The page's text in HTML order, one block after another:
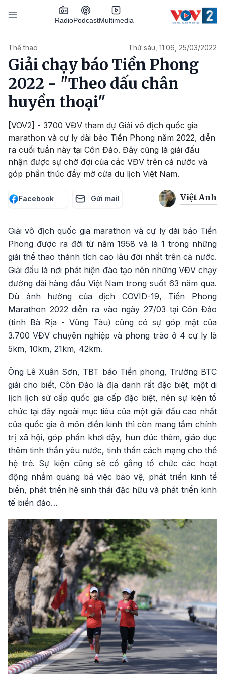
Nhảy đến nội dung
RadioPodcastMultimedia
Thể thao Thứ sáu, 11:06, 25/03/2022
Giải chạy báo Tiền Phong
2022 - "Theo dấu chân
huyền thoại"
[VOV2] - 3700 VĐV tham dự Giải vô địch quốc gia
marathon và cự ly dài báo Tiền Phong năm 2022, diễn
ra cuối tuần này tại Côn Đảo. Đây cũng là giải đấu
nhận được sự chờ đợi của các VĐV trên cả nước và
góp phần thúc đẩy mở cửa du lịch Việt Nam.
Facebook Gửi mail Việt Anh
Giải vô địch quốc gia marathon và cự ly dài báo Tiền
Phong được ra đời từ năm 1958 và là 1 trong những
giải thể thao thành tích cao lâu đời nhất trên cả nước.
Giải đấu là nơi phát hiện đào tạo nên những VĐV chạy
đường dài hàng đầu Việt Nam trong suốt 63 năm qua.
Dù ảnh hưởng của dịch COVID-19, Tiền Phong
Marathon 2022 diễn ra vào ngày 27/03 tại Côn Đảo
(tỉnh Bà Rịa - Vũng Tàu) cũng có sự góp mặt của
3.700 VĐV chuyên nghiệp và phong trào ở 4 cự ly là
5km, 10km, 21km, 42km.
Ông Lê Xuân Sơn, TBT báo Tiền phong, Trưởng BTC
giải cho biết, Côn Đảo là địa danh rất đặc biệt, một di
lịch lịch sử cấp quốc gia cấp đặc biệt, nên sự kiện tổ
chức tại đây ngoài mục tiêu của một giải đấu cao nhất
của quốc gia ở môn điền kinh thì còn mang tầm chính
trị xã hội, góp phần khơi dậy, hun đúc thêm, giáo dục
thêm tinh thần yêu nước, tinh thần cách mạng cho thế
hệ trẻ. Sự kiện cũng sẽ cố gắng tổ chức các hoạt
động nhằm quảng bá việc bảo vệ, phát triển kinh tế
biển, phát triển hệ sinh thái đặc hữu và phát triển kinh
tế biển đảo…